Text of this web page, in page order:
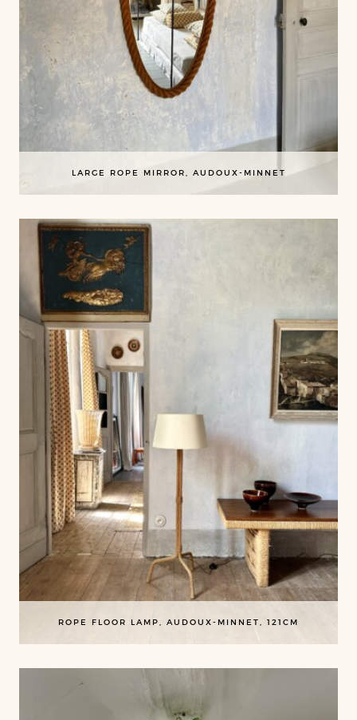
LARGE ROPE MIRROR, AUDOUX-MINNET
ROPE FLOOR LAMP, AUDOUX-MINNET, 121CM